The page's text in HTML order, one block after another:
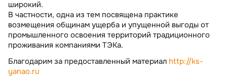
широкий.
В частности, одна из тем посвящена практике
возмещения общинам ущерба и упущенной выгоды от
промышленного освоения территорий традиционного
проживания компаниями ТЭКа.
Благодарим за предоставленный материал http://ks-
yanao.ru